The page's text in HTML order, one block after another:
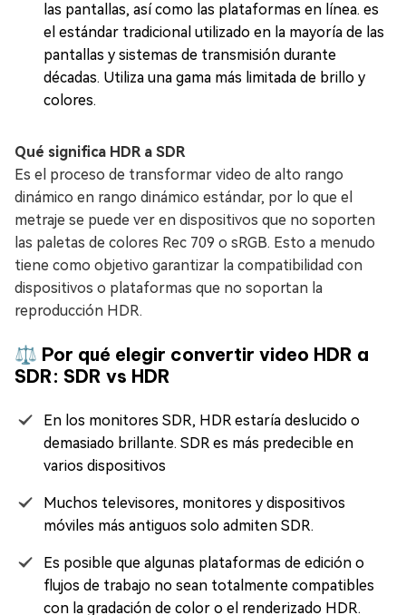
las pantallas, así como las plataformas en línea. es
el estándar tradicional utilizado en la mayoría de las
pantallas y sistemas de transmisión durante
décadas. Utiliza una gama más limitada de brillo y
colores.
Qué significa HDR a SDR
Es el proceso de transformar video de alto rango
dinámico en rango dinámico estándar, por lo que el
metraje se puede ver en dispositivos que no soporten
las paletas de colores Rec 709 o sRGB. Esto a menudo
tiene como objetivo garantizar la compatibilidad con
dispositivos o plataformas que no soportan la
reproducción HDR.
⚖️️ Por qué elegir convertir video HDR a
SDR: SDR vs HDR
En los monitores SDR, HDR estaría deslucido o
demasiado brillante. SDR es más predecible en
varios dispositivos
Muchos televisores, monitores y dispositivos
móviles más antiguos solo admiten SDR.
Es posible que algunas plataformas de edición o
flujos de trabajo no sean totalmente compatibles
con la gradación de color o el renderizado HDR.